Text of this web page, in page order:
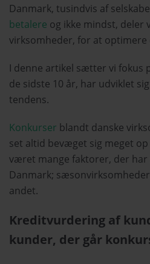
Danmark, tusindvis af
betalere og ikke mindst, deler
virksomheder, for at optimere
I denne artikel sætter vi fokus
de sidste 10 år, har udviklet
tendens.
Konkurser blandt danske
set altid bevæget sig meget
været mange faktorer, der
Danmark;
andet.
Kreditvurdering af
kunder, der går